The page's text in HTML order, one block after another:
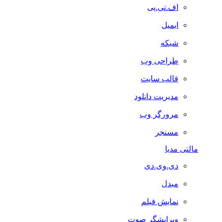
اف.تی.پی
طراحی وب
قالب سایت
مدیریت دانلود
مرورگر وب
مدیا
دی.وی.دی
نمایش فیلم
ویرایشگر صوت